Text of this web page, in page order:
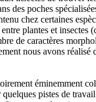
poches
chez certaines
plantes et
de caractères
nous avons réalisé
éminemment
pistes de